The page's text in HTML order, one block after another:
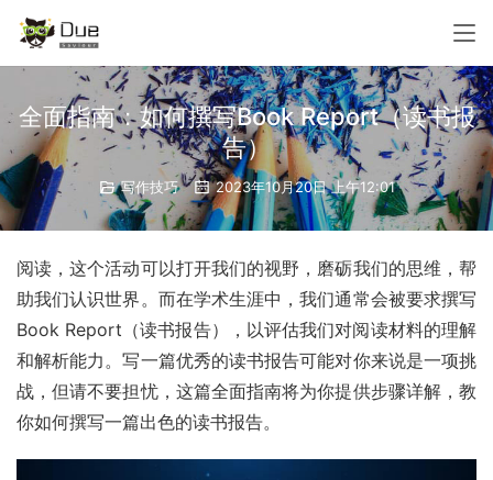
全面指南：如何撰写Book Report（读书报
告）
写作技巧 2023年10月20日 上午12:01
阅读，这个活动可以打开我们的视野，磨砺我们的思维，帮
助我们认识世界。而在学术生涯中，我们通常会被要求撰写
Book Report（读书报告），以评估我们对阅读材料的理解
和解析能力。写一篇优秀的读书报告可能对你来说是一项挑
战，但请不要担忧，这篇全面指南将为你提供步骤详解，教
你如何撰写一篇出色的读书报告。